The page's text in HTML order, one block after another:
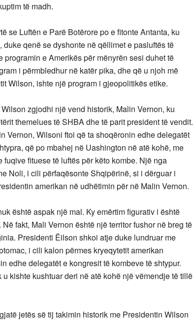
të madh.
se Luftën e Parë Botërore po e fitonte Antanta, ku
qenë se dyshonte në qëllimet e pasluftës të
e Amerikës për mënyrën sesi duhet të
i përmbledhur në katër pika, dhe që u njoh më
Wilson, ishte një program i gjeopolitikës etike.
zgjodhi një vend historik, Malin Vernon, ku
themelues të SHBA dhe të parit president të vendit.
Vernon, Wilsoni ftoi që ta shoqëronin edhe delegatët
që po mbahej në Uashington në atë kohë, me
fituese të luftës për këto kombe. Një nga
Noli, i cili përfaqësonte Shqipërinë, si i dërguar i
amerikan në udhëtimin për në Malin Vernon.
është aspak një mal. Ky emërtim figurativ i është
fakt, Mali Vernon është një territor fushor në breg të
Presidenti Ëilson shkoi atje duke lundruar me
i cili kalon përmes kryeqytetit amerikan
edhe delegatët e kongresit të kombeve të shtypur.
kishte kushtuar deri në atë kohë një vëmendje të tillë
jetës së tij takimin historik me Presidentin Wilson